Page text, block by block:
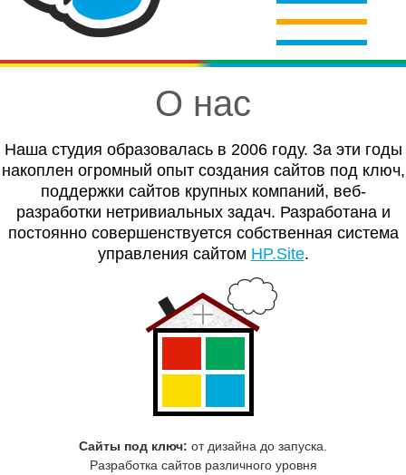
О нас
Наша студия образовалась в 2006 году. За эти годы
накоплен огромный опыт создания сайтов под ключ,
поддержки сайтов крупных компаний, веб-
разработки нетривиальных задач. Разработана и
постоянно совершенствуется собственная система
управления сайтом HP.Site.
Сайты под ключ: от дизайна до запуска.
Разработка сайтов различного уровня